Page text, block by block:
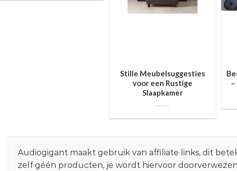
Stille Meubelsuggesties
voor een Rustige
Slaapkamer
Audiogigant maakt gebruik van affiliate links, dit
zelf géén producten, je wordt hiervoor